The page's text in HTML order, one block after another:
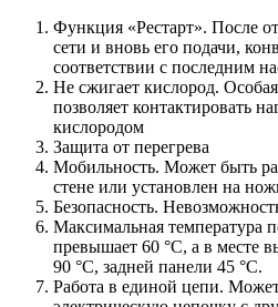
Функция «Рестарт». После
сети и вновь его подачи,
соответствии с последним
Не сжигает кислород.
позволяет контактировать
кислородом
Защита от перегрева
Мобильность. Может быть
стене или установлен на
Безопасность.
Максимальная температура
превышает 60 °C, а в месте
90 °C, задней панели 45 °C.
Работа в единой цепи.